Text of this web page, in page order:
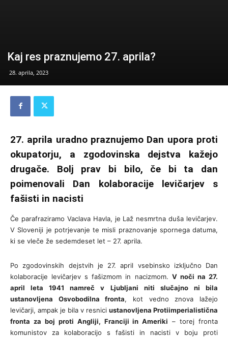
Kaj res praznujemo 27. aprila?
28. aprila, 2023
27. aprila uradno praznujemo Dan upora proti
okupatorju, a zgodovinska dejstva kažejo
drugače. Bolj prav bi bilo, če bi ta dan
poimenovali Dan kolaboracije levičarjev s
fašisti in nacisti
Če parafraziramo Vaclava Havla, je Laž nesmrtna duša levičarjev.
V Sloveniji je potrjevanje te misli praznovanje spornega datuma,
ki se vleče že sedemdeset let – 27. aprila.
Po zgodovinskih dejstvih je 27. april vsebinsko izključno Dan
kolaboracije levičarjev s fašizmom in nacizmom. V noči na 27.
april leta 1941 namreč v Ljubljani niti slučajno ni bila
ustanovljena Osvobodilna fronta, kot vedno znova lažejo
levičarji, ampak je bila v resnici ustanovljena Protiimperialistična
fronta za boj proti Angliji, Franciji in Ameriki – torej fronta
komunistov za kolaboracijo s fašisti in nacisti v boju proti